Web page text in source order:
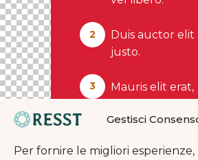
Gestisci
Per fornire le migliori esperienze,
2
Duis auctor elit
justo.
3
Mauris elit erat,
ut, vulputate ut